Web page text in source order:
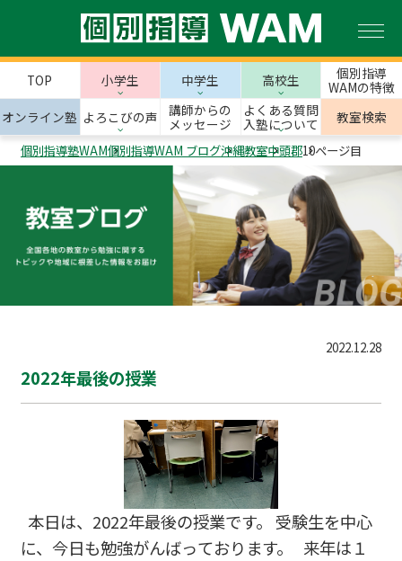
TOP 小学生 中学生 高校生
個別指導
WAMの特徴
オンライン塾 よろこびの声
講師からの
メッセージ
よくある質問
入塾について
教室検索
個別指導塾WAM個別指導WAM ブログ沖縄教室中頭郡10ページ目
2022.12.28
2022年最後の授業
本日は、2022年最後の授業です。 受験生を中心
に、今日も勉強がんばっております。 来年は１